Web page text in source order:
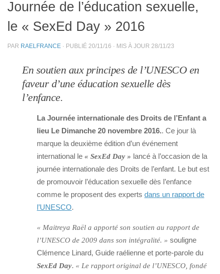
Journée de l’éducation sexuelle,
le « SexEd Day » 2016
PAR RAELFRANCE · PUBLIÉ 20/11/16 · MIS À JOUR 28/11/23
En soutien aux principes de l’UNESCO en
faveur d’une éducation sexuelle dès
l’enfance.
La Journée internationale des Droits de l’Enfant a
lieu Le Dimanche 20 novembre 2016.. Ce jour là
marque la deuxième édition d’un événement
international le « SexEd Day » lancé à l’occasion de la
journée internationale des Droits de l’enfant. Le but est
de promouvoir l’éducation sexuelle dès l’enfance
comme le proposent des experts dans un rapport de
l’UNESCO.
« Maitreya Raël a apporté son soutien au rapport de
l’UNESCO de 2009 dans son intégralité. » souligne
Clémence Linard, Guide raélienne et porte-parole du
SexEd Day. « Le rapport original de l’UNESCO, fondé